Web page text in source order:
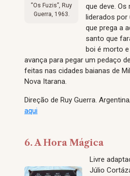
“Os Fuzis”, Ruy
Guerra, 1963.
que deve.
liderados
que prega a
santo que
boi é morto
avança para pegar um pedaço
feitas nas cidades baianas de
Nova Itarana.
Direção de Ruy Guerra.
aqui
6. A Hora Mágica
Livre
Júlio